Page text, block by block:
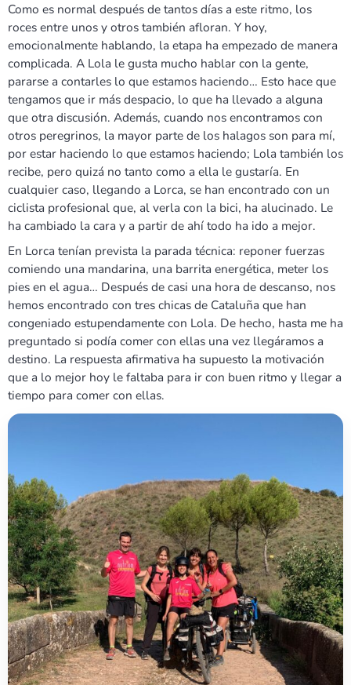
Como es normal después de tantos días a este ritmo, los
roces entre unos y otros también afloran. Y hoy,
emocionalmente hablando, la etapa ha empezado de manera
complicada. A Lola le gusta mucho hablar con la gente,
pararse a contarles lo que estamos haciendo… Esto hace que
tengamos que ir más despacio, lo que ha llevado a alguna
que otra discusión. Además, cuando nos encontramos con
otros peregrinos, la mayor parte de los halagos son para mí,
por estar haciendo lo que estamos haciendo; Lola también los
recibe, pero quizá no tanto como a ella le gustaría. En
cualquier caso, llegando a Lorca, se han encontrado con un
ciclista profesional que, al verla con la bici, ha alucinado. Le
ha cambiado la cara y a partir de ahí todo ha ido a mejor.
En Lorca tenían prevista la parada técnica: reponer fuerzas
comiendo una mandarina, una barrita energética, meter los
pies en el agua… Después de casi una hora de descanso, nos
hemos encontrado con tres chicas de Cataluña que han
congeniado estupendamente con Lola. De hecho, hasta me ha
preguntado si podía comer con ellas una vez llegáramos a
destino. La respuesta afirmativa ha supuesto la motivación
que a lo mejor hoy le faltaba para ir con buen ritmo y llegar a
tiempo para comer con ellas.